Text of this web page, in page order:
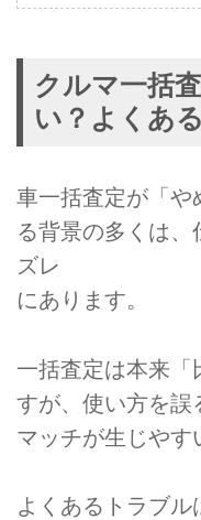
クルマ一括
い？よくあ
車一括査定が「や
る背景の多くは
ズレ
にあります。
一括査定は本来「
すが、使い方を誤
マッチが生じやす
よくあるトラブル